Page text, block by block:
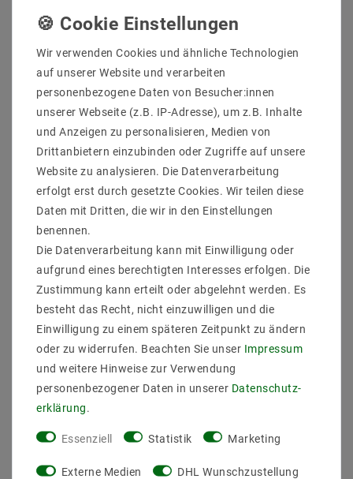
Artikle Nr: 25/1808.07
Leistung & Lichtfarb: 2x8 W, 2900 K, 1440 lm
Fassung: LED
EEK: F
Schutzart: IP20
Abmessungen: L 180, B 80, H 70 mm
Gewicht (kg): 1
Lieferung Leuchtmittel: inkl.
Andere Kunden kauften auch
Wir verwenden Cookies und ähnliche Technologien
auf unserer Website und verarbeiten
personenbezogene Daten von Besucher:innen
unserer Webseite (z.B. IP-Adresse), um z.B. Inhalte
und Anzeigen zu personalisieren, Medien von
Drittanbietern einzubinden oder Zugriffe auf unsere
Website zu analysieren. Die Datenverarbeitung
erfolgt erst durch gesetzte Cookies. Wir teilen diese
Daten mit Dritten, die wir in den Einstellungen
benennen.
Die Datenverarbeitung kann mit Einwilligung oder
aufgrund eines berechtigten Interesses erfolgen. Die
Zustimmung kann erteilt oder abgelehnt werden. Es
besteht das Recht, nicht einzuwilligen und die
Einwilligung zu einem späteren Zeitpunkt zu ändern
oder zu widerrufen. Beachten Sie unser Impressum
und weitere Hinweise zur Verwendung
personenbezogener Daten in unserer Daten­schutz­
erklärung
Essenziell Statistik Marketing
Externe Medien DHL Wunschzustellung